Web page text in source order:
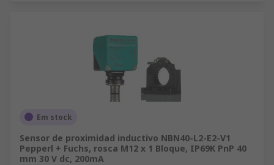
Em stock
Sensor de proximidad inductivo NBN40-L2-E2-V1
Pepperl + Fuchs, rosca M12 x 1 Bloque, IP69K PnP 40
mm 30 V dc, 200mA